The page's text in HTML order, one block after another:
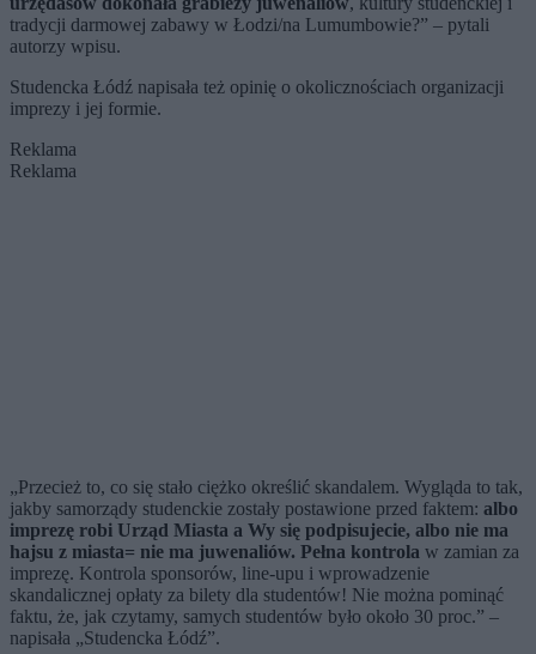
tradycji darmowej zabawy w Łodzi/na Lumumbowie?” – pytali
autorzy wpisu.
Studencka Łódź napisała też opinię o okolicznościach organizacji
imprezy i jej formie.
Reklama
Reklama
„Przecież to, co się stało ciężko określić skandalem. Wygląda to tak,
jakby samorządy studenckie zostały postawione przed faktem: albo
imprezę robi Urząd Miasta a Wy się podpisujecie, albo nie ma
hajsu z miasta= nie ma juwenaliów. Pełna kontrola w zamian za
imprezę. Kontrola sponsorów, line-upu i wprowadzenie
skandalicznej opłaty za bilety dla studentów! Nie można pominąć
faktu, że, jak czytamy, samych studentów było około 30 proc.” –
napisała „Studencka Łódź”.